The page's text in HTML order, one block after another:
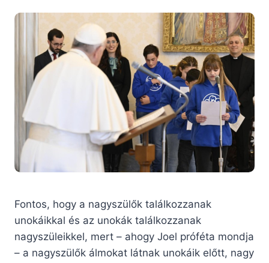
Fontos, hogy a nagyszülők találkozzanak
unokáikkal és az unokák találkozzanak
nagyszüleikkel, mert – ahogy Joel próféta mondja
– a nagyszülők álmokat látnak unokáik előtt, nagy